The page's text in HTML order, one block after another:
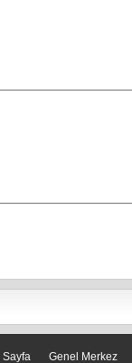
Sayfa Genel Merkez